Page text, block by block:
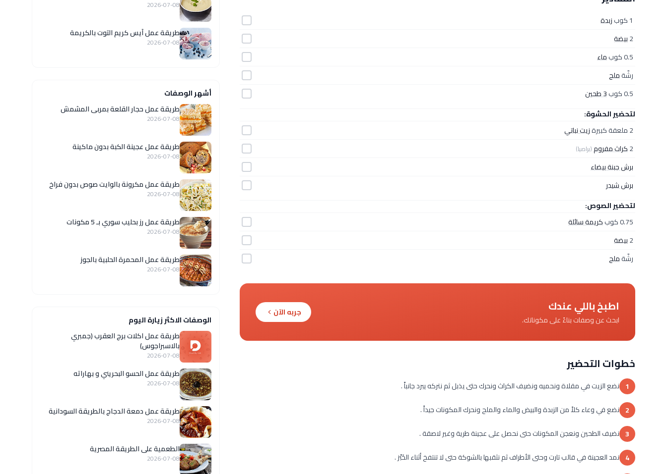
1 كوب
زبدة
2بيضة
0.5 كوب
ماء
رشّةملح
0.5 كوب
3 طحين
لتحضير الحشوة:
2 ملعقة كبيرة
زيت نباتي
2كراث مفروم(براصيا)
برش جبنة بيضاء
برش شيدر
لتحضير الصوص:
0.75 كوب
كريمة سائلة
2بيضة
رشّةملح
اطبخ باللي عندك
ابحث عن وصفات بناءً على مكوناتك.
جربه الآن
خطوات التحضير
1 نضع الزيت في مقلاة ونحميه ونضيف الكراث ونحرك حتى يذبل ثم نتركه يبرد جانباً .
2 نضع في وعاء كلاً من الزبدة والبيض والماء والملح ونحرك المكونات جيداً .
3 نضيف الطحين ونعجن المكونات حتى نحصل على عجينة طرية وغير لاصقة .
4 نمد العجينة في قالب تارت وحتى الأطراف ثم نثقبها بالشوكة حتى لا تنتفخ أثناء الخَبْز .
2026-07-08
طريقة عمل آيس كريم التوت بالكريمة
2026-07-08
أشهر الوصفات
طريقة عمل حجار القلعة بمربى المشمش
2026-07-08
طريقة عمل عجينة الكبة بدون ماكينة
2026-07-08
طريقة عمل مكرونة بالوايت صوص بدون فراخ
2026-07-08
طريقة عمل رز بحليب سوري بـ 5 مكونات
2026-07-08
طريقة عمل المحمرة الحلبية بالجوز
2026-07-08
الوصفات الاكثر زيارة اليوم
طريقة عمل اكلات برج العقرب (جمبري
بالاسبراجوس)
2026-07-08
طريقة عمل الحسو البحريني و بهاراته
2026-07-08
طريقة عمل دمعة الدجاج بالطريقة السودانية
2026-07-08
الطعمية على الطريقة المصرية
2026-07-08